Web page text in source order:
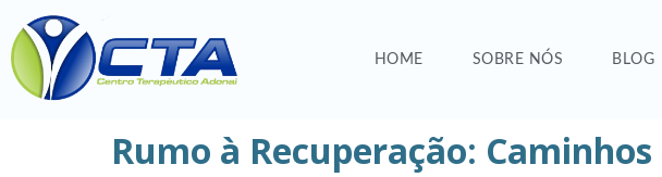
HOME SOBRE NÓS BLOG
Rumo à Recuperação: